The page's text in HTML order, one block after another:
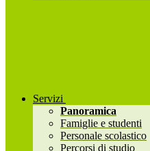
Servizi
Panoramica
Famiglie e studenti
Personale scolastico
Percorsi di studio